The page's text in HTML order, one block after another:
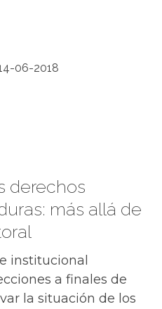
06-2018
derechos
más allá de
institucional
a finales de
la situación de los